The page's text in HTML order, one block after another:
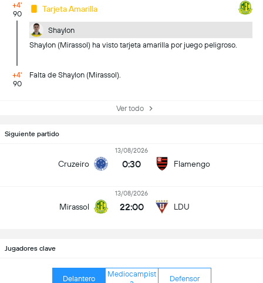
+4'
90
Tarjeta Amarilla
Shaylon
Shaylon (Mirassol) ha visto tarjeta amarilla por juego peligroso.
+4'
90
Falta de Shaylon (Mirassol).
Ver todo
Siguiente partido
Cruzeiro
13/08/2026
0:30 Flamengo
Mirassol
13/08/2026
22:00 LDU
Jugadores clave
Delantero
Mediocampist
Defensor